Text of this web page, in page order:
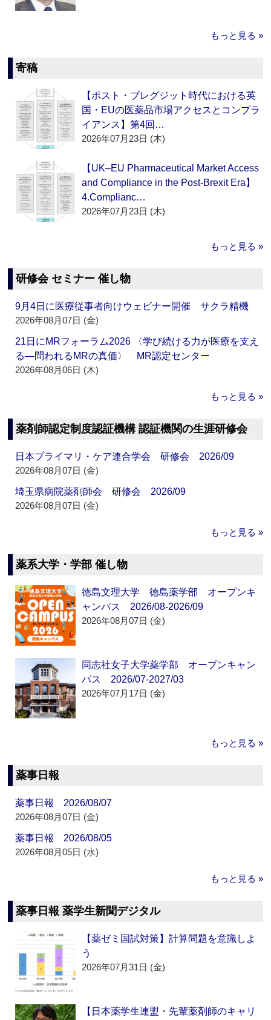
もっと見る »
寄稿
【ポスト・ブレグジット時代における英
国・EUの医薬品市場アクセスとコンプラ
イアンス】第4回…
2026年07月23日 (木)
【UK–EU Pharmaceutical Market Access
and Compliance in the Post-Brexit Era】
4.Complianc…
2026年07月23日 (木)
もっと見る »
研修会 セミナー 催し物
9月4日に医療従事者向けウェビナー開催 サクラ精機
2026年08月07日 (金)
21日にMRフォーラム2026 〈学び続ける力が医療を支え
る―問われるMRの真価〉 MR認定センター
2026年08月06日 (木)
もっと見る »
薬剤師認定制度認証機構 認証機関の生涯研修会
日本プライマリ・ケア連合学会 研修会 2026/09
2026年08月07日 (金)
埼玉県病院薬剤師会 研修会 2026/09
2026年08月07日 (金)
もっと見る »
薬系大学・学部 催し物
徳島文理大学 徳島薬学部 オープンキ
ャンパス 2026/08-2026/09
2026年08月07日 (金)
同志社女子大学薬学部 オープンキャン
パス 2026/07-2027/03
2026年07月17日 (金)
もっと見る »
薬事日報
薬事日報 2026/08/07
2026年08月07日 (金)
薬事日報 2026/08/05
2026年08月05日 (水)
もっと見る »
薬事日報 薬学生新聞デジタル
【薬ゼミ国試対策】計算問題を意識しよ
う
2026年07月31日 (金)
【日本薬学生連盟・先輩薬剤師のキャリ